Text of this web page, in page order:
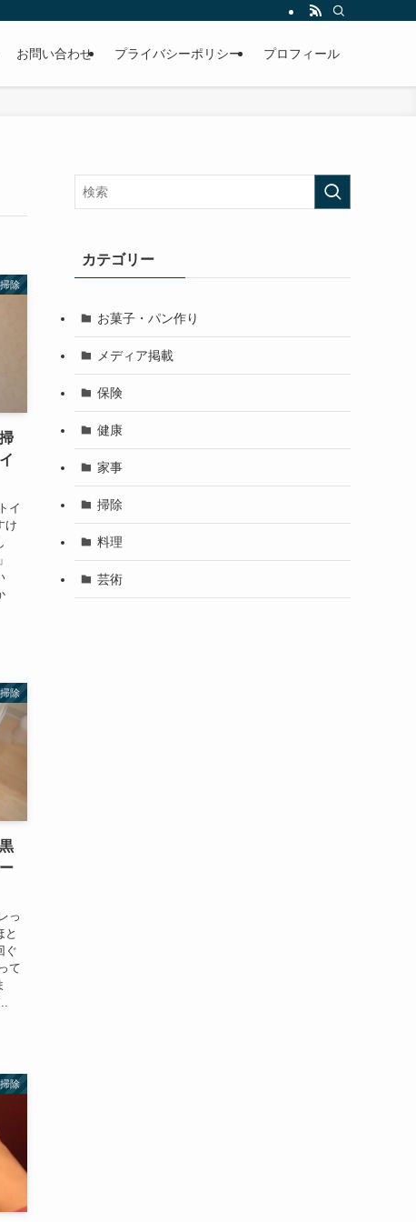
み重なった汚れの落とし方、きれいを長く維持するコツなど必見です！
お問い合わせ プライバシーポリシー プロフィール
掃除
イ
け
掃除
っ
と
ぐ
て
掃除
カテゴリー
お菓子・パン作り
メディア掲載
保険
健康
家事
掃除
料理
芸術